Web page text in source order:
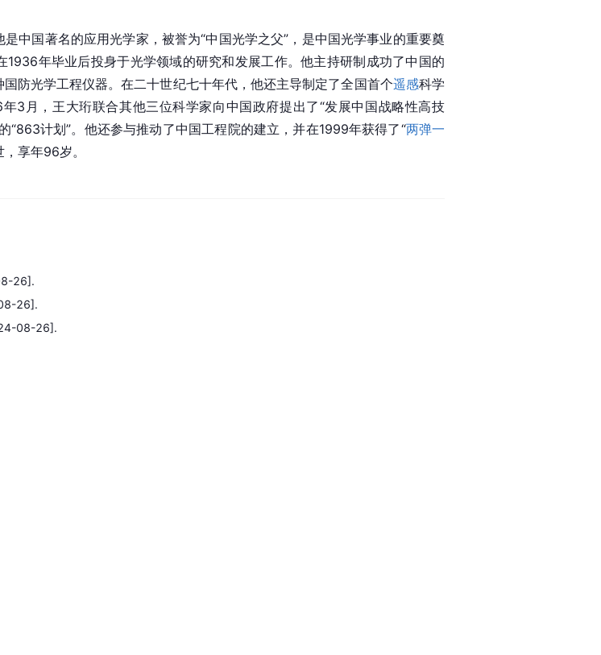
是中国著名的应用光学家，被誉为“中国光学之父”，是中国光学事业的重要奠
1936年毕业后投身于光学领域的研究和发展工作。他主持研制成功了中国的
防光学工程仪器。在二十世纪七十年代，他还主导制定了全国首个遥感科学
3月，王大珩联合其他三位科学家向中国政府提出了“发展中国战略性高技
“863计划”。他还参与推动了中国工程院的建立，并在1999年获得了“两弹一
享年96岁。
26].
26].
08-26].